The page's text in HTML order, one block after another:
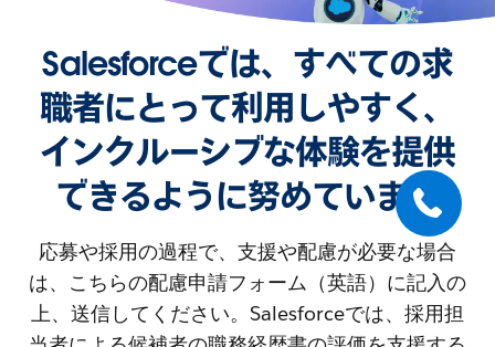
Salesforceでは、すべての求
職者にとって利用しやすく、
インクルーシブな体験を提供
できるように努めています
応募や採用の過程で、支援や配慮が必要な場合
は、こちらの配慮申請フォーム（英語）に記入の
上、送信してください。Salesforceでは、採用担